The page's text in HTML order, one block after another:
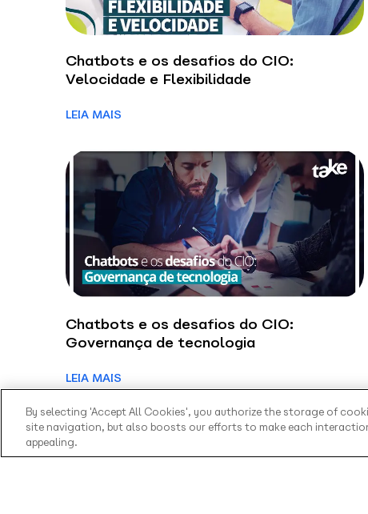
Chatbots e os desafios do CIO:
Velocidade e Flexibilidade
LEIA MAIS
Chatbots e os desafios do CIO:
Governança de tecnologia
LEIA MAIS
By selecting 'Accept All Cookies', you authorize the storage of
site navigation, but also boosts our efforts to make each
appealing.